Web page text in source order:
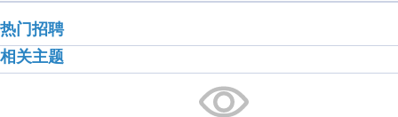
热门招聘
相关主题